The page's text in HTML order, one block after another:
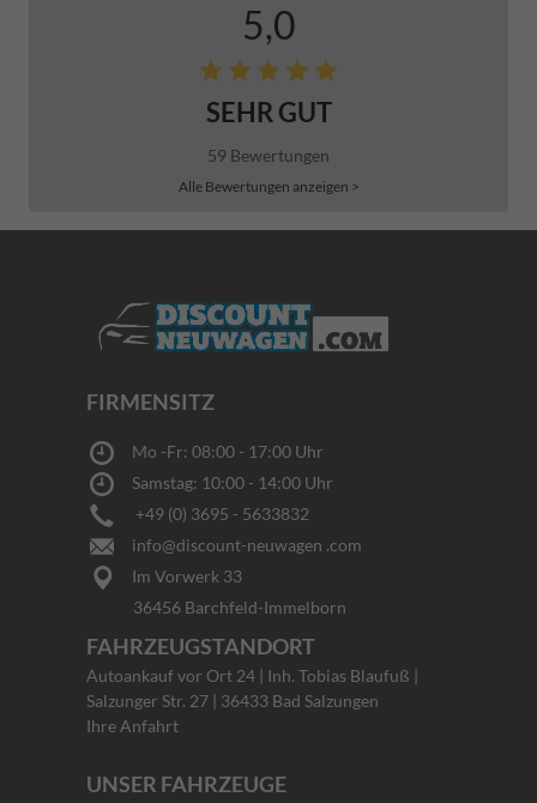
5,0
SEHR GUT
59 Bewertungen
Alle Bewertungen anzeigen >
FIRMENSITZ
Mo -Fr: 08:00 - 17:00 Uhr
Samstag: 10:00 - 14:00 Uhr
+49 (0) 3695 - 5633832
info@discount-neuwagen .com
Im Vorwerk 33
36456 Barchfeld-Immelborn
FAHRZEUGSTANDORT
Autoankauf vor Ort 24 | Inh. Tobias Blaufuß |
Salzunger Str. 27 | 36433 Bad Salzungen
Ihre Anfahrt
UNSER FAHRZEUGE